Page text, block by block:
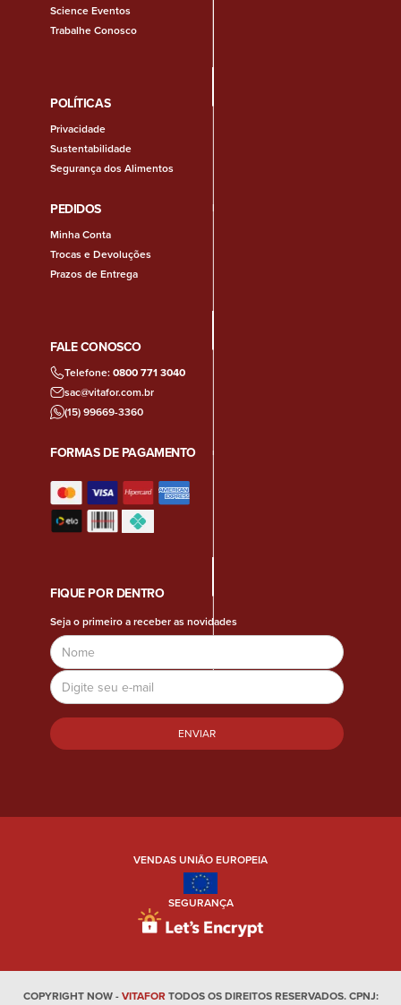
Science Eventos
Trabalhe Conosco
POLÍTICAS
Privacidade
Sustentabilidade
Segurança dos Alimentos
PEDIDOS
Minha Conta
Trocas e Devoluções
Prazos de Entrega
FALE CONOSCO
Telefone:0800 771 3040
sac@vitafor.com.br
(15) 99669-3360
FORMAS DE PAGAMENTO
FIQUE POR DENTRO
Seja o primeiro a receber as novidades
Name
Email
Address
VENDAS UNIÃO EUROPEIA
SEGURANÇA
COPYRIGHT NOW -VITAFORTODOS OS DIREITOS RESERVADOS. CPNJ: